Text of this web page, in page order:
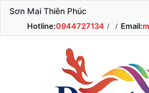
Sơn Mai Thiên Phúc
Hotline:0944727134 Email: